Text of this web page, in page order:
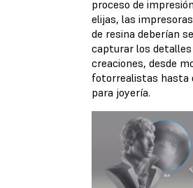
proceso de
elijas, las
de resina deberían
capturar los
creaciones, desde
fotorrealistas hasta
para joyería.